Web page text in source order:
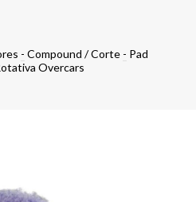
- Compound / Corte - Pad
Overcars